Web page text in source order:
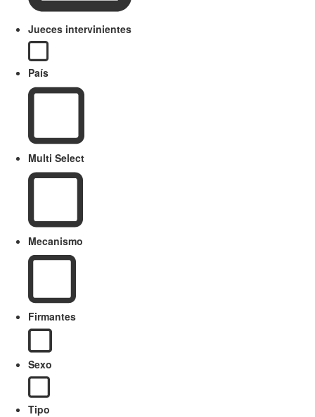
Jueces intervinientes
País
Multi Select
Mecanismo
Firmantes
Sexo
Tipo